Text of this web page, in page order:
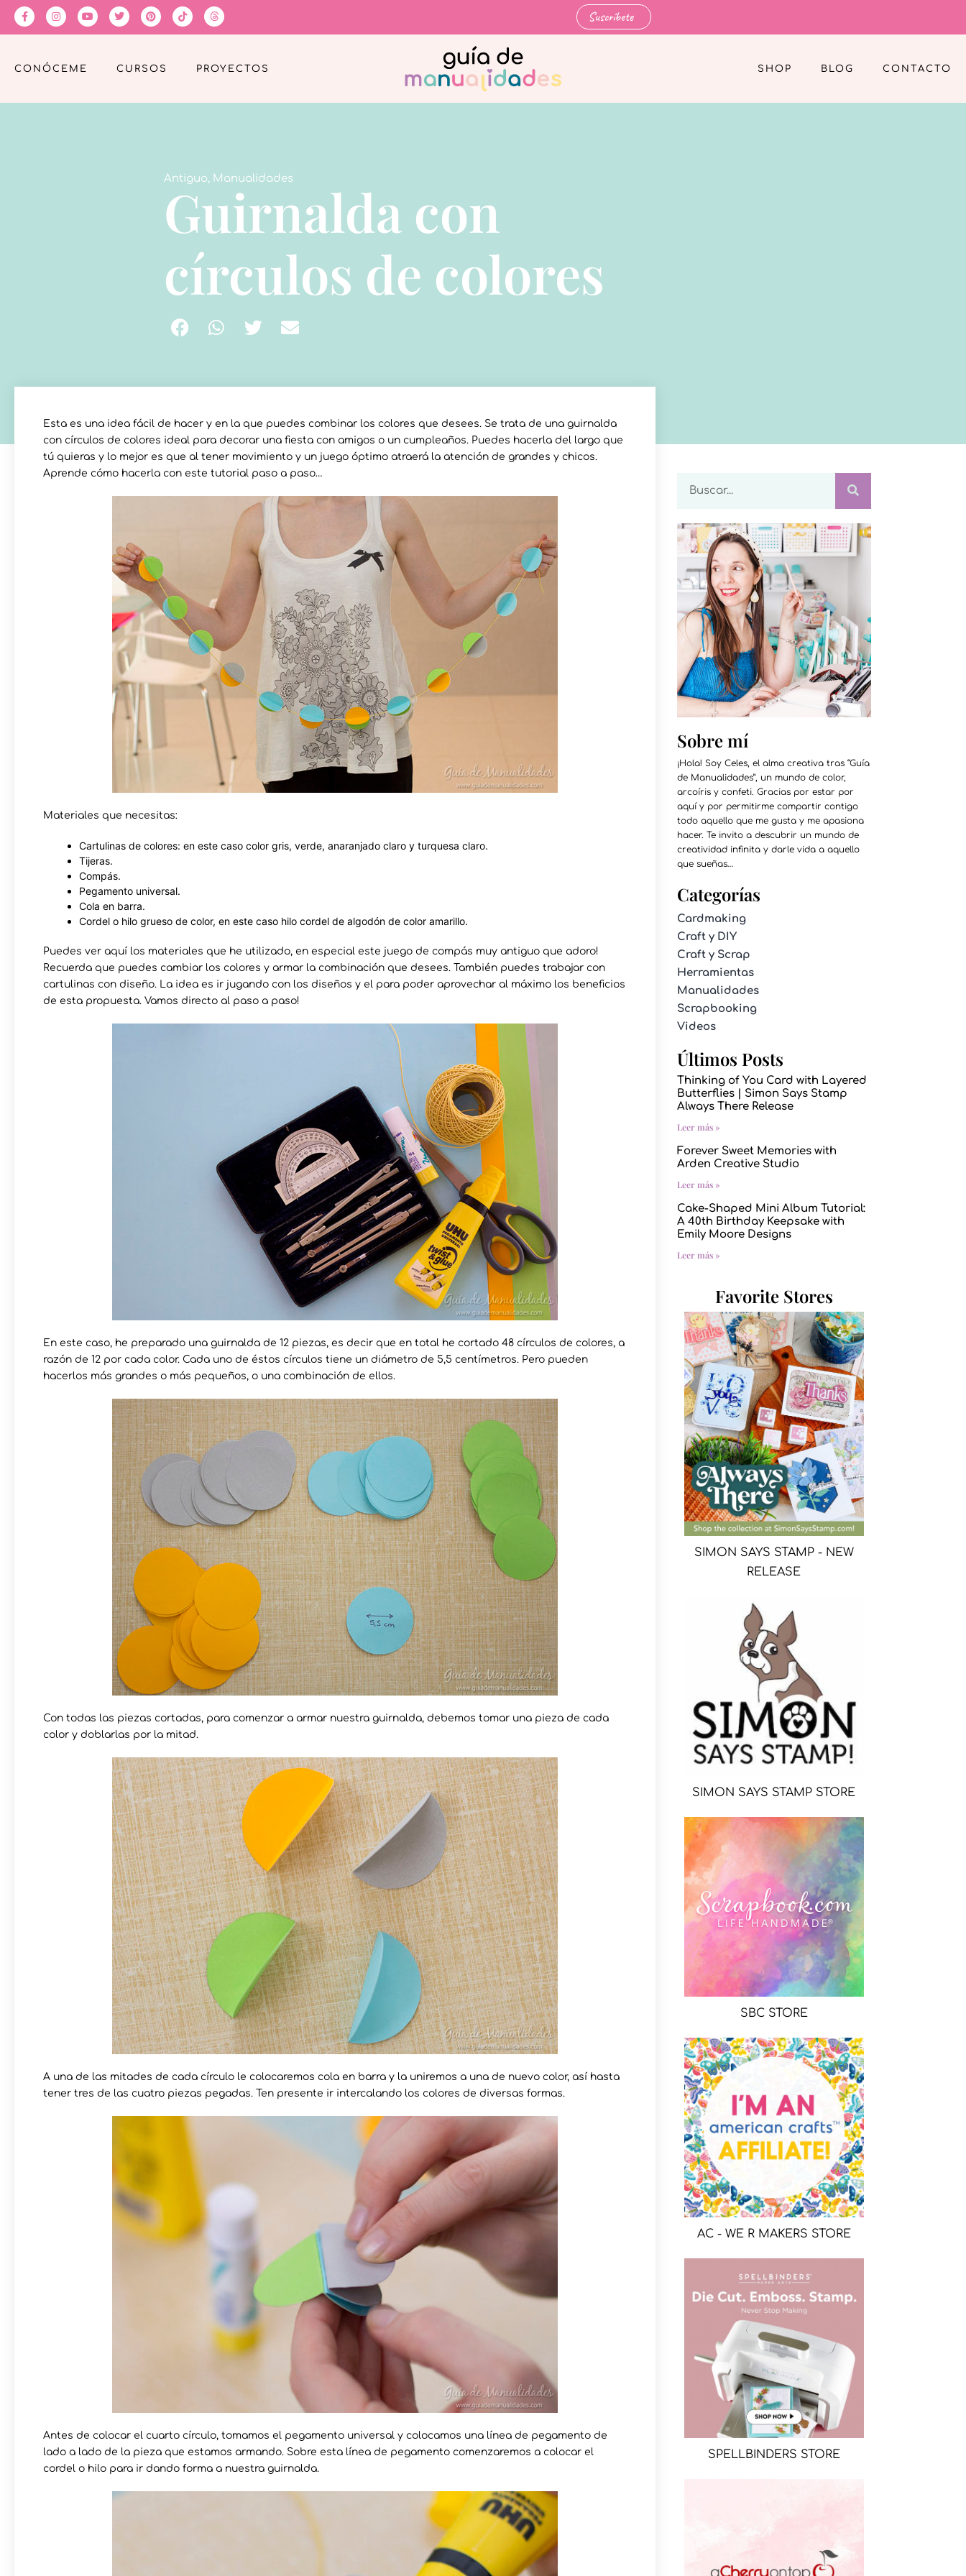
Suscríbete
CONÓCEME CURSOS PROYECTOS SHOP BLOG CONTACTO
Antiguo, Manualidades
Guirnalda con
círculos de colores
Esta es una idea fácil de hacer y en la que puedes combinar los colores que desees. Se trata de una guirnalda
con círculos de colores ideal para decorar una fiesta con amigos o un cumpleaños. Puedes hacerla del largo que
tú quieras y lo mejor es que al tener movimiento y un juego óptimo atraerá la atención de grandes y chicos.
Aprende cómo hacerla con este tutorial paso a paso…
Materiales que necesitas:
Cartulinas de colores: en este caso color gris, verde, anaranjado claro y turquesa claro.
Tijeras.
Compás.
Pegamento universal.
Cola en barra.
Cordel o hilo grueso de color, en este caso hilo cordel de algodón de color amarillo.
Puedes ver aquí los materiales que he utilizado, en especial este juego de compás muy antiguo que adoro!
Recuerda que puedes cambiar los colores y armar la combinación que desees. También puedes trabajar con
cartulinas con diseño. La idea es ir jugando con los diseños y el para poder aprovechar al máximo los beneficios
de esta propuesta. Vamos directo al paso a paso!
En este caso, he preparado una guirnalda de 12 piezas, es decir que en total he cortado 48 círculos de colores, a
razón de 12 por cada color. Cada uno de éstos círculos tiene un diámetro de 5,5 centímetros. Pero pueden
hacerlos más grandes o más pequeños, o una combinación de ellos.
Con todas las piezas cortadas, para comenzar a armar nuestra guirnalda, debemos tomar una pieza de cada
color y doblarlas por la mitad.
A una de las mitades de cada círculo le colocaremos cola en barra y la uniremos a una de nuevo color, así hasta
tener tres de las cuatro piezas pegadas. Ten presente ir intercalando los colores de diversas formas.
Antes de colocar el cuarto círculo, tomamos el pegamento universal y colocamos una línea de pegamento de
lado a lado de la pieza que estamos armando. Sobre esta línea de pegamento comenzaremos a colocar el
cordel o hilo para ir dando forma a nuestra guirnalda.
Sobre mí
¡Hola! Soy Celes, el alma creativa tras “Guía
de Manualidades”, un mundo de color,
arcoíris y confeti. Gracias por estar por
aquí y por permitirme compartir contigo
todo aquello que me gusta y me apasiona
hacer. Te invito a descubrir un mundo de
creatividad infinita y darle vida a aquello
que sueñas…
Categorías
Cardmaking
Craft y DIY
Craft y Scrap
Herramientas
Manualidades
Scrapbooking
Videos
Últimos Posts
Thinking of You Card with Layered
Butterflies | Simon Says Stamp
Always There Release
Leer más »
Forever Sweet Memories with
Arden Creative Studio
Leer más »
Cake-Shaped Mini Album Tutorial:
A 40th Birthday Keepsake with
Emily Moore Designs
Leer más »
Favorite Stores
SIMON SAYS STAMP - NEW
RELEASE
SIMON SAYS STAMP STORE
SBC STORE
AC - WE R MAKERS STORE
SPELLBINDERS STORE